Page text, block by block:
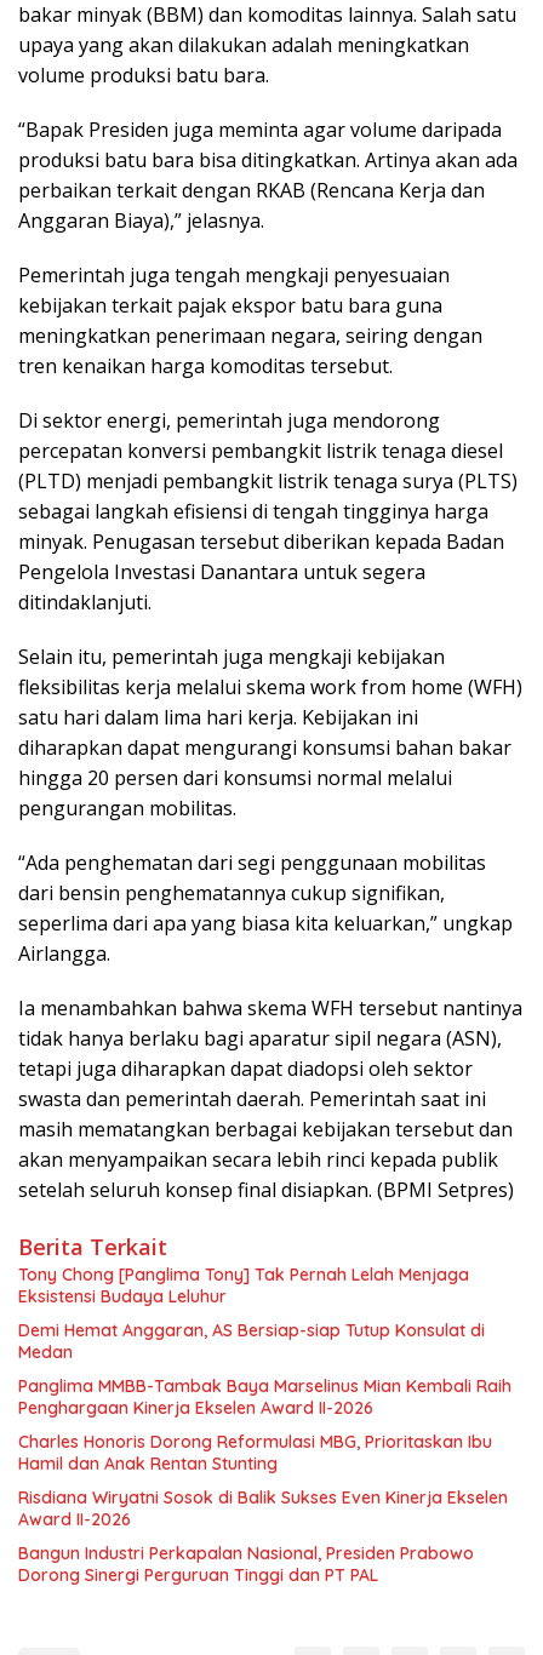
bakar minyak (BBM) dan komoditas lainnya. Salah satu
upaya yang akan dilakukan adalah meningkatkan
volume produksi batu bara.
“Bapak Presiden juga meminta agar volume daripada
produksi batu bara bisa ditingkatkan. Artinya akan ada
perbaikan terkait dengan RKAB (Rencana Kerja dan
Anggaran Biaya),” jelasnya.
Pemerintah juga tengah mengkaji penyesuaian
kebijakan terkait pajak ekspor batu bara guna
meningkatkan penerimaan negara, seiring dengan
tren kenaikan harga komoditas tersebut.
Di sektor energi, pemerintah juga mendorong
percepatan konversi pembangkit listrik tenaga diesel
(PLTD) menjadi pembangkit listrik tenaga surya (PLTS)
sebagai langkah efisiensi di tengah tingginya harga
minyak. Penugasan tersebut diberikan kepada Badan
Pengelola Investasi Danantara untuk segera
ditindaklanjuti.
Selain itu, pemerintah juga mengkaji kebijakan
fleksibilitas kerja melalui skema work from home (WFH)
satu hari dalam lima hari kerja. Kebijakan ini
diharapkan dapat mengurangi konsumsi bahan bakar
hingga 20 persen dari konsumsi normal melalui
pengurangan mobilitas.
“Ada penghematan dari segi penggunaan mobilitas
dari bensin penghematannya cukup signifikan,
seperlima dari apa yang biasa kita keluarkan,” ungkap
Airlangga.
Ia menambahkan bahwa skema WFH tersebut nantinya
tidak hanya berlaku bagi aparatur sipil negara (ASN),
tetapi juga diharapkan dapat diadopsi oleh sektor
swasta dan pemerintah daerah. Pemerintah saat ini
masih mematangkan berbagai kebijakan tersebut dan
akan menyampaikan secara lebih rinci kepada publik
setelah seluruh konsep final disiapkan. (BPMI Setpres)
Berita Terkait
Tony Chong [Panglima Tony] Tak Pernah Lelah Menjaga
Eksistensi Budaya Leluhur
Demi Hemat Anggaran, AS Bersiap-siap Tutup Konsulat di
Medan
Panglima MMBB-Tambak Baya Marselinus Mian Kembali Raih
Penghargaan Kinerja Ekselen Award II-2026
Charles Honoris Dorong Reformulasi MBG, Prioritaskan Ibu
Hamil dan Anak Rentan Stunting
Risdiana Wiryatni Sosok di Balik Sukses Even Kinerja Ekselen
Award II-2026
Bangun Industri Perkapalan Nasional, Presiden Prabowo
Dorong Sinergi Perguruan Tinggi dan PT PAL